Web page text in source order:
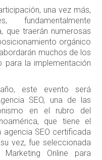
una vez más,
fundamentalmente
que traerán numerosas
orgánico
muchos de los
la implementación
este evento será
SEO, una de las
en el rubro del
que tiene el
SEO certificada
vez, fue seleccionada
Online para